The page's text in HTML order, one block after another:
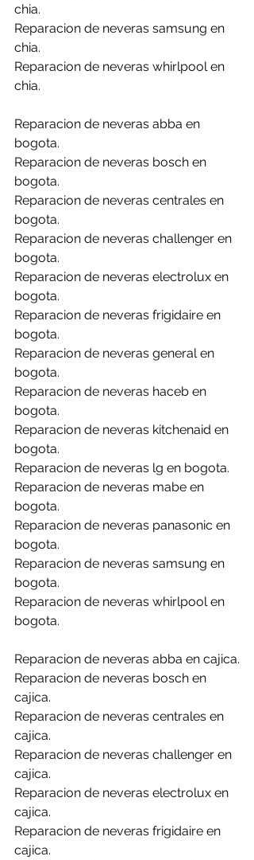
chia.
Reparacion de neveras samsung en
chia.
Reparacion de neveras whirlpool en
chia.
Reparacion de neveras abba en
bogota.
Reparacion de neveras bosch en
bogota.
Reparacion de neveras centrales en
bogota.
Reparacion de neveras challenger en
bogota.
Reparacion de neveras electrolux en
bogota.
Reparacion de neveras frigidaire en
bogota.
Reparacion de neveras general en
bogota.
Reparacion de neveras haceb en
bogota.
Reparacion de neveras kitchenaid en
bogota.
Reparacion de neveras lg en bogota.
Reparacion de neveras mabe en
bogota.
Reparacion de neveras panasonic en
bogota.
Reparacion de neveras samsung en
bogota.
Reparacion de neveras whirlpool en
bogota.
Reparacion de neveras abba en cajica.
Reparacion de neveras bosch en
cajica.
Reparacion de neveras centrales en
cajica.
Reparacion de neveras challenger en
cajica.
Reparacion de neveras electrolux en
cajica.
Reparacion de neveras frigidaire en
cajica.